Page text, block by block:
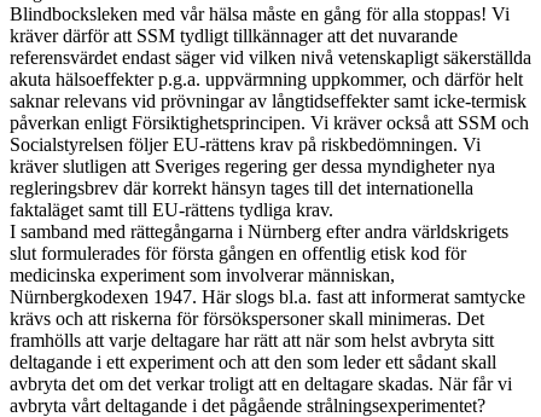
Blindbocksleken med vår hälsa måste en gång för alla stoppas! Vi
kräver därför att SSM tydligt tillkännager att det nuvarande
referensvärdet endast säger vid vilken nivå vetenskapligt säkerställda
akuta hälsoeffekter p.g.a. uppvärmning uppkommer, och därför helt
saknar relevans vid prövningar av långtidseffekter samt icke-termisk
påverkan enligt Försiktighetsprincipen. Vi kräver också att SSM och
Socialstyrelsen följer EU-rättens krav på riskbedömningen. Vi
kräver slutligen att Sveriges regering ger dessa myndigheter nya
regleringsbrev där korrekt hänsyn tages till det internationella
faktaläget samt till EU-rättens tydliga krav.
I samband med rättegångarna i Nürnberg efter andra världskrigets
slut formulerades för första gången en offentlig etisk kod för
medicinska experiment som involverar människan,
Nürnbergkodexen 1947. Här slogs bl.a. fast att informerat samtycke
krävs och att riskerna för försökspersoner skall minimeras. Det
framhölls att varje deltagare har rätt att när som helst avbryta sitt
deltagande i ett experiment och att den som leder ett sådant skall
avbryta det om det verkar troligt att en deltagare skadas. När får vi
avbryta vårt deltagande i det pågående strålningsexperimentet?